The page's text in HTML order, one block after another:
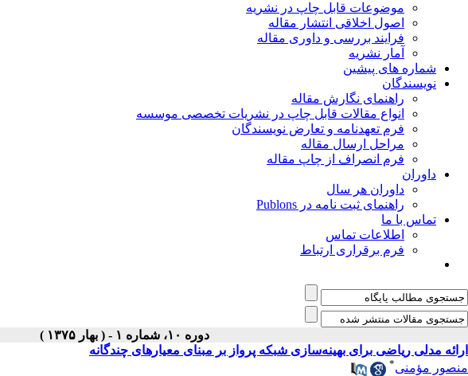
موضوعات قابل چاپ در نشریه
اصول اخلاقی انتشار مقاله
فرایند بررسی و داوری مقاله
آمار نشریه
شماره های پیشین
نویسندگان
راهنمای نگارش مقاله
انواع مقالات قابل چاپ در نشریات تخصصی موسسه
فرم تعهدنامه و تعارض نویسندگان
مراحل ارسال مقاله
فرم انصراف از چاپ مقاله
داوران
داوران هر سال
راهنمای ثبت نامه در Publons
تماس با ما
اطلاعات تماس
فرم برقراری ارتباط
دوره ۱۰، شماره ۱ - ( بهار ۱۳۷۵ )
ارائه مدلی ریاضی برای بهینه‌سازی شبکه پرواز بر مبنای معیارهای چندگانه
منصور مؤمنی*